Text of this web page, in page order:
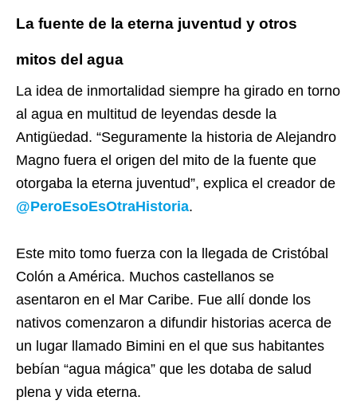
La fuente de la eterna juventud y otros
mitos del agua
La idea de inmortalidad siempre ha girado en torno
al agua en multitud de leyendas desde la
Antigüedad. “Seguramente la historia de Alejandro
Magno fuera el origen del mito de la fuente que
otorgaba la eterna juventud”, explica el creador de
@PeroEsoEsOtraHistoria.
Este mito tomo fuerza con la llegada de Cristóbal
Colón a América. Muchos castellanos se
asentaron en el Mar Caribe. Fue allí donde los
nativos comenzaron a difundir historias acerca de
un lugar llamado Bimini en el que sus habitantes
bebían “agua mágica” que les dotaba de salud
plena y vida eterna.